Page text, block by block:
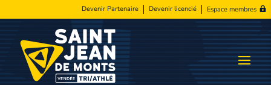
Devenir Partenaire Devenir licencié Espace membres